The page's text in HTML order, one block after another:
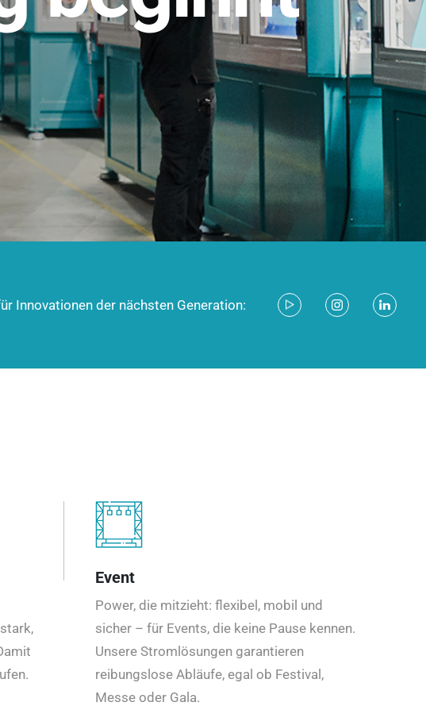
Stecksystem für industrielle Anwendungen –
und zukunftsfähig.
entdecken
Innovationen der nächsten Generation:
Event
Power, die mitzieht: flexibel, mobil und
sicher – für Events, die keine Pause kennen.
Unsere Stromlösungen garantieren
reibungslose Abläufe, egal ob Festival,
Messe oder Gala.